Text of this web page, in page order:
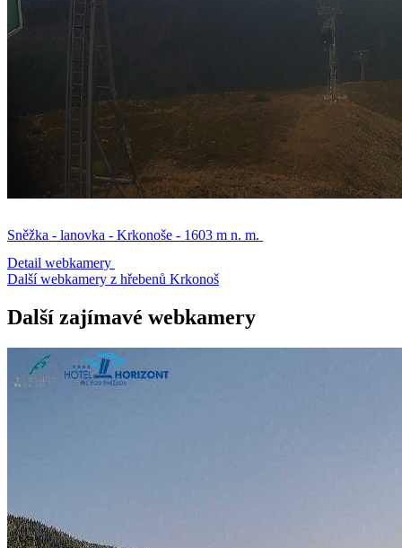
Sněžka - lanovka - Krkonoše - 1603 m n. m.
Detail webkamery
Další webkamery z hřebenů Krkonoš
Další zajímavé webkamery